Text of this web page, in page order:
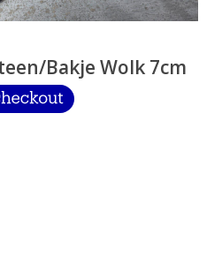
Bakje Wolk 7cm